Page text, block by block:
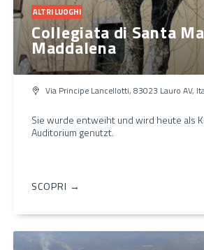
ALTRI LUOGHI
Collegiata di Santa
Maddalena
Via Principe Lancellotti, 83023 Lauro AV,
Sie wurde entweiht und wird heute als
Auditorium genutzt.
SCOPRI →